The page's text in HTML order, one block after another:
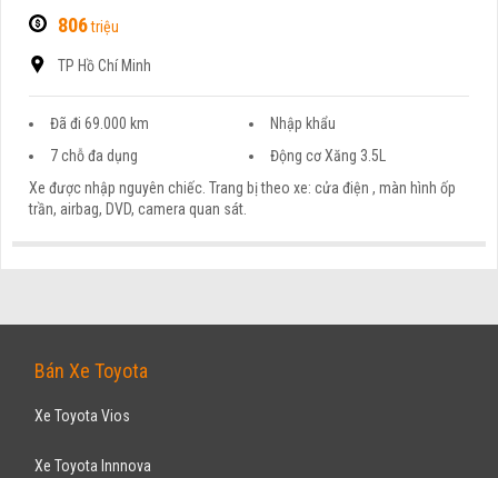
806triệu
TP Hồ Chí Minh
Đã đi 69.000 km
Nhập khẩu
7 chỗ đa dụng
Động cơ Xăng 3.5L
Xe được nhập nguyên chiếc. Trang bị theo xe: cửa điện , màn hình ốp
trần, airbag, DVD, camera quan sát.
Bán Xe Toyota
Xe Toyota Vios
Xe Toyota Innnova